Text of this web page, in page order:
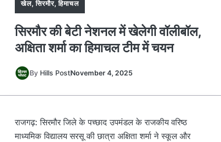
खेल,सिरमौर,हिमाचल
सिरमौर की बेटी नेशनल में खेलेगी वॉलीबॉल,
अक्षिता शर्मा का हिमाचल टीम में चयन
By Hills PostNovember 4, 2025
राजगढ़: सिरमौर जिले के पच्छाद उपमंडल के राजकीय वरिष्ठ
माध्यमिक विद्यालय सरसू की छात्रा अक्षिता शर्मा ने स्कूल और